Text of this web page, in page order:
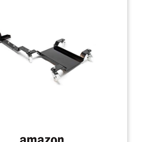
acier renforcé avec un renfort
en partie centrale pour une plus
grande résistance dans le
temps.
FRANCAISE : Ce produit a été
rigoureusement sélectionné et